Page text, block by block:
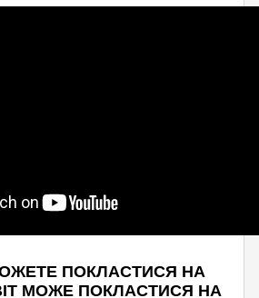
ПОКЛАСТИСЯ НА
МОЖЕ ПОКЛАСТИСЯ НА